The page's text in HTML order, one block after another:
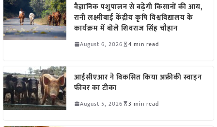
वैज्ञानिक पशुपालन से बढ़ेगी किसानों की आय,
रानी लक्ष्मीबाई केंद्रीय कृषि विश्वविद्यालय के
कार्यक्रम में बोले शिवराज सिंह चौहान
August 6, 2026 4 min read
आईसीएआर ने विकसित किया अफ्रीकी स्वाइन
फीवर का टीका
August 5, 2026 3 min read